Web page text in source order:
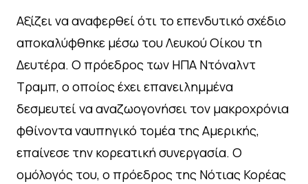
Αξίζει να αναφερθεί ότι το επενδυτικό σχέδιο
αποκαλύφθηκε μέσω του Λευκού Οίκου τη
Δευτέρα. Ο πρόεδρος των ΗΠΑ Ντόναλντ
Τραμπ, ο οποίος έχει επανειλημμένα
δεσμευτεί να αναζωογονήσει τον μακροχρόνια
φθίνοντα ναυπηγικό τομέα της Αμερικής,
επαίνεσε την κορεατική συνεργασία. Ο
ομόλογός του, ο πρόεδρος της Νότιας Κορέας